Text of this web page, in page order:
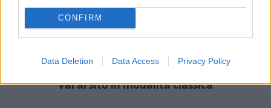
CONFIRM
Data Deletion Data Access Privacy Policy
Vai al sito in modalità classica